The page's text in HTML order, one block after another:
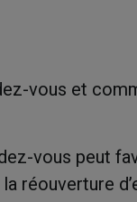
vous et
vous peut
réouverture